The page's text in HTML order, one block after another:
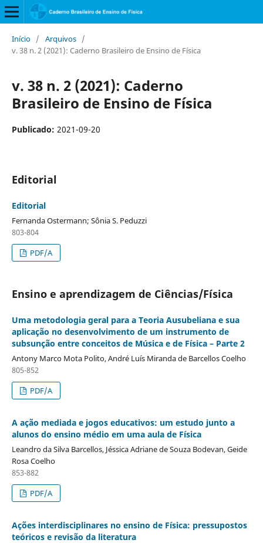
Início / Arquivos /
v. 38 n. 2 (2021): Caderno Brasileiro de Ensino de Física
v. 38 n. 2 (2021): Caderno
Brasileiro de Ensino de Física
Publicado: 2021-09-20
Editorial
Editorial
Fernanda Ostermann; Sônia S. Peduzzi
803-804
PDF/A
Ensino e aprendizagem de Ciências/Física
Uma metodologia geral para a Teoria Ausubeliana e sua
aplicação no desenvolvimento de um instrumento de
subsunção entre conceitos de Música e de Física – Parte 2
Antony Marco Mota Polito, André Luís Miranda de Barcellos Coelho
805-852
PDF/A
A ação mediada e jogos educativos: um estudo junto a
alunos do ensino médio em uma aula de Física
Leandro da Silva Barcellos, Jéssica Adriane de Souza Bodevan, Geide
Rosa Coelho
853-882
PDF/A
Ações interdisciplinares no ensino de Física: pressupostos
teóricos e revisão da literatura